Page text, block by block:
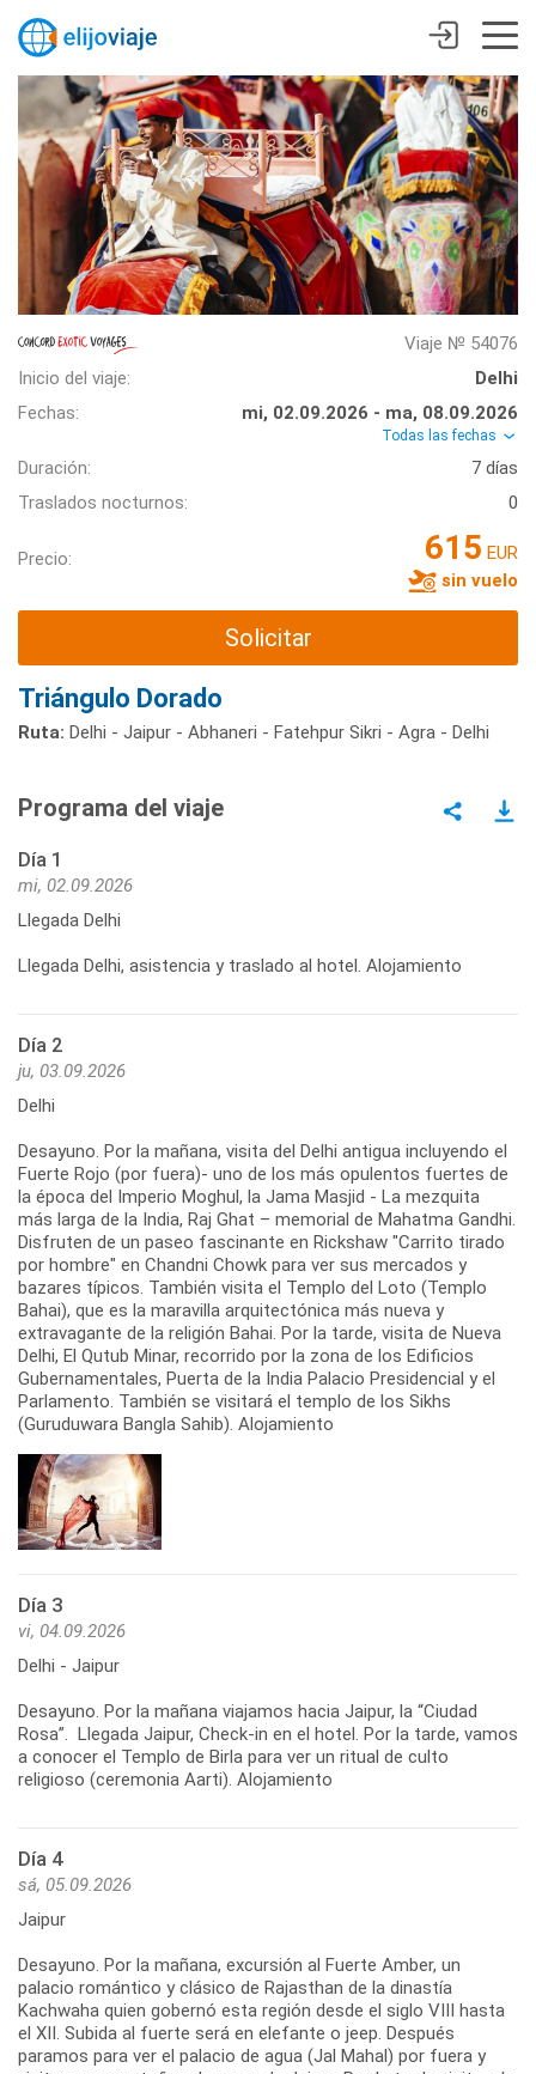
Viaje № 54076
Inicio del viaje:
Delhi
Fechas:
mi, 02.09.2026 - ma, 08.09.2026
Todas las fechas
Duración:
7 días
Traslados nocturnos:
0
Precio: 615 EUR
sin vuelo
Solicitar
Triángulo Dorado
Ruta: Delhi - Jaipur - Abhaneri - Fatehpur Sikri - Agra - Delhi
Programa del viaje
Día 1
mi, 02.09.2026
Llegada Delhi
Llegada Delhi, asistencia y traslado al hotel. Alojamiento
Día 2
ju, 03.09.2026
Delhi
Desayuno. Por la mañana, visita del Delhi antigua incluyendo el
Fuerte Rojo (por fuera)- uno de los más opulentos fuertes de
la época del Imperio Moghul, la Jama Masjid - La mezquita
más larga de la India, Raj Ghat – memorial de Mahatma Gandhi.
Disfruten de un paseo fascinante en Rickshaw "Carrito tirado
por hombre" en Chandni Chowk para ver sus mercados y
bazares típicos. También visita el Templo del Loto (Templo
Bahai), que es la maravilla arquitectónica más nueva y
extravagante de la religión Bahai. Por la tarde, visita de Nueva
Delhi, El Qutub Minar, recorrido por la zona de los Edificios
Gubernamentales, Puerta de la India Palacio Presidencial y el
Parlamento. También se visitará el templo de los Sikhs
(Guruduwara Bangla Sahib). Alojamiento
Día 3
vi, 04.09.2026
Delhi - Jaipur
Desayuno. Por la mañana viajamos hacia Jaipur, la “Ciudad
Rosa”. Llegada Jaipur, Check-in en el hotel. Por la tarde, vamos
a conocer el Templo de Birla para ver un ritual de culto
Día 4
sá, 05.09.2026
Jaipur
Desayuno. Por la mañana, excursión al Fuerte Amber, un
palacio romántico y clásico de Rajasthan de la dinastía
Kachwaha quien gobernó esta región desde el siglo VIII hasta
el XII. Subida al fuerte será en elefante o jeep. Después
paramos para ver el palacio de agua (Jal Mahal) por fuera y